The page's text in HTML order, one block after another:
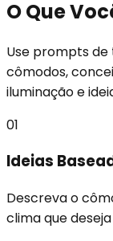
O Que
Use prompts
cômodos,
iluminação e
01
Ideias
Descreva o
clima que